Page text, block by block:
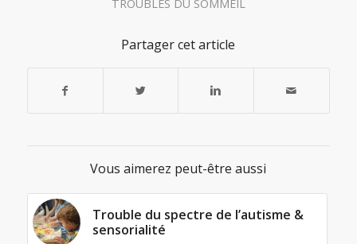
TROUBLES DU SOMMEIL
Partager cet article
Vous aimerez peut-être aussi
Trouble du spectre de l’autisme &
sensorialité